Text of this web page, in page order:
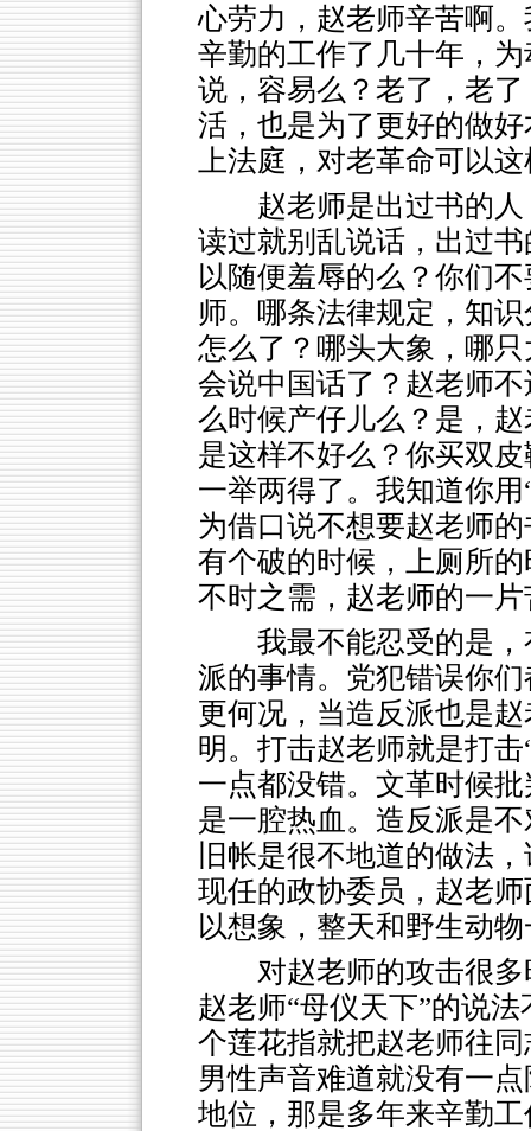
心劳力，赵老师辛苦啊
辛勤的工作了几十年，
说，容易么？老了，老
活，也是为了更好的做
上法庭，对老革命可以
赵老师是出过书的
读过就别乱说话，出过
以随便羞辱的么？你们
师。哪条法律规定，知
怎么了？哪头大象，哪
会说中国话了？赵老师
么时候产仔儿么？是，
是这样不好么？你买双
一举两得了。我知道你
为借口说不想要赵老师
有个破的时候，上厕所
不时之需，赵老师的一
我最不能忍受的是
派的事情。党犯错误你
更何况，当造反派也是
明。打击赵老师就是打
一点都没错。文革时候
是一腔热血。造反派是
旧帐是很不地道的做法
现任的政协委员，赵老
以想象，整天和野生动
对赵老师的攻击很
赵老师“母仪天下”的说
个莲花指就把赵老师往
男性声音难道就没有一
地位，那是多年来辛勤